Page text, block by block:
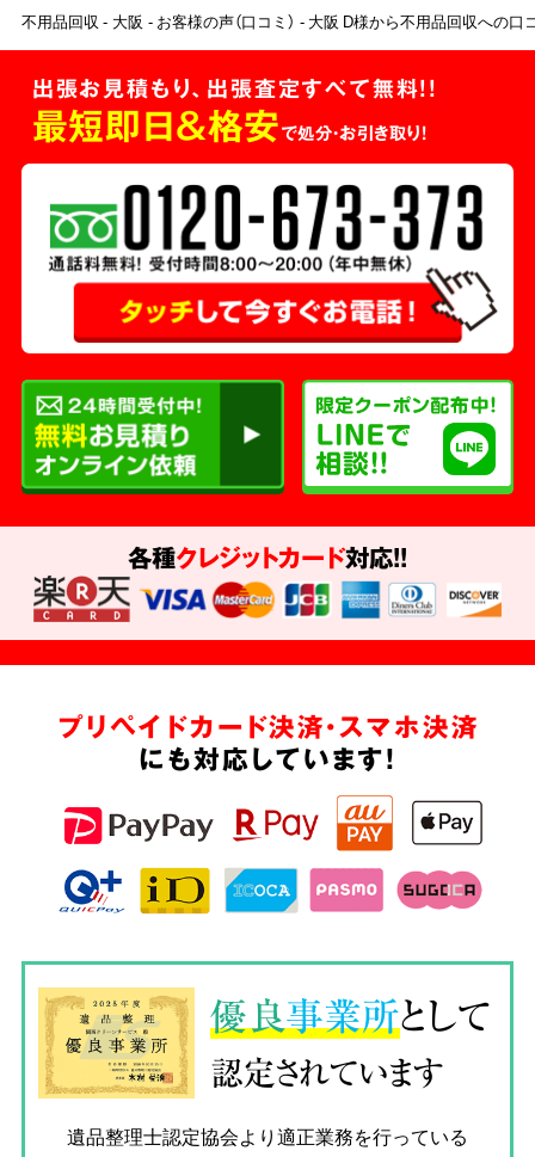
不用品回収 大阪 お客様の声（口コミ） 大阪 D様から不用品回収への口
出張お見積もり、出張査定すべて無料!!
最短即日＆格安で処分・お引き取り！
各種クレジットカード対応!!
プリペイドカード決済・スマホ決済
にも対応しています!
優良事業所として
認定されています
遺品整理士認定協会より適正業務を行っている